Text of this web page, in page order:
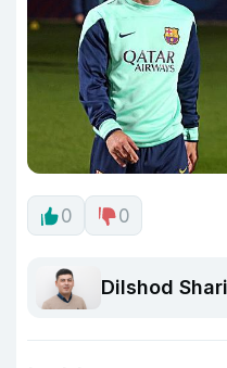
0 0
Dilshod